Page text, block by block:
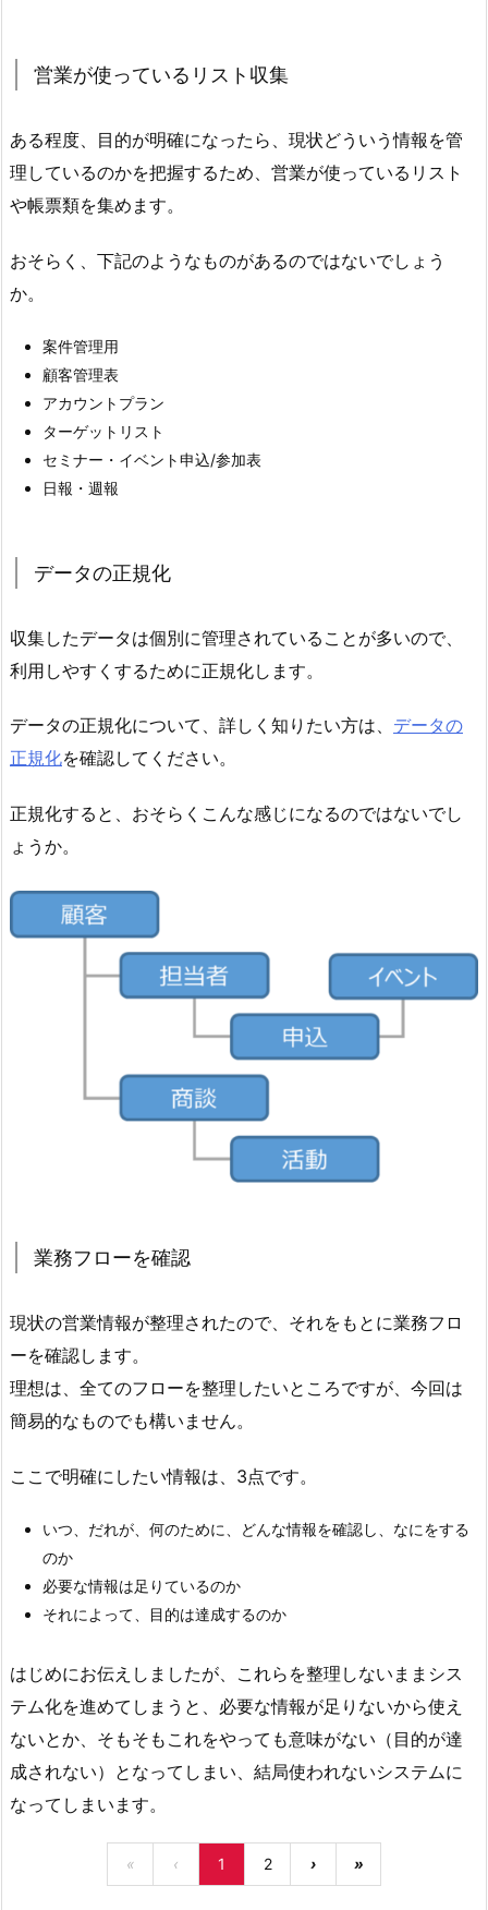
営業が使っているリスト収集
ある程度、目的が明確になったら、現状どういう情報を管
理しているのかを把握するため、営業が使っているリスト
や帳票類を集めます。
おそらく、下記のようなものがあるのではないでしょう
か。
案件管理用
顧客管理表
アカウントプラン
ターゲットリスト
セミナー・イベント申込/参加表
日報・週報
データの正規化
収集したデータは個別に管理されていることが多いので、
利用しやすくするために正規化します。
データの正規化について、詳しく知りたい方は、 データの
正規化を確認してください。
正規化すると、おそらくこんな感じになるのではないでし
ょうか。
業務フローを確認
現状の営業情報が整理されたので、それをもとに業務フロ
ーを確認します。
理想は、全てのフローを整理したいところですが、今回は
簡易的なものでも構いません。
ここで明確にしたい情報は、3点です。
いつ、だれが、何のために、どんな情報を確認し、なにをする
のか
必要な情報は足りているのか
それによって、目的は達成するのか
はじめにお伝えしましたが、これらを整理しないままシス
テム化を進めてしまうと、必要な情報が足りないから使え
ないとか、そもそもこれをやっても意味がない（目的が達
成されない）となってしまい、結局使われないシステムに
なってしまいます。
« ‹ 1 2 › »